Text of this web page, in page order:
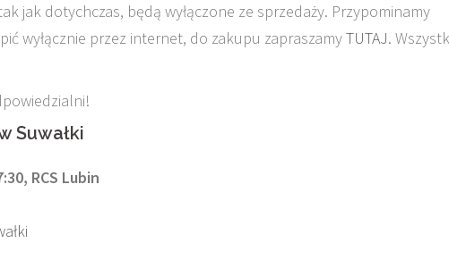
jak dotychczas, będą wyłączone ze sprzedaży. Przypominamy
wyłącznie przez internet, do zakupu zapraszamyTUTAJ.
Suwałki
RCS Lubin